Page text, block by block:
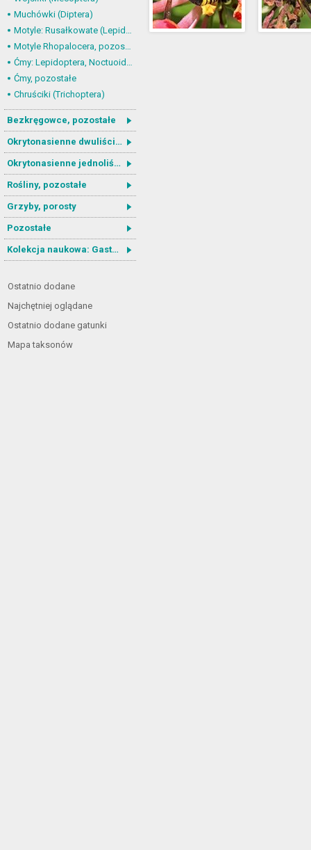
Muchówki (Diptera)
Motyle: Rusałkowate (Lepidoptera, Nymphalidae)
Motyle Rhopalocera, pozostałe
Ćmy: Lepidoptera, Noctuoidea
Ćmy, pozostałe
Chruściki (Trichoptera)
Bezkręgowce, pozostałe
Okrytonasienne dwuliścienne
Okrytonasienne jednoliścienne
Rośliny, pozostałe
Grzyby, porosty
Pozostałe
Kolekcja naukowa: Gastrotricha
Ostatnio dodane
Najchętniej oglądane
Ostatnio dodane gatunki
Mapa taksonów